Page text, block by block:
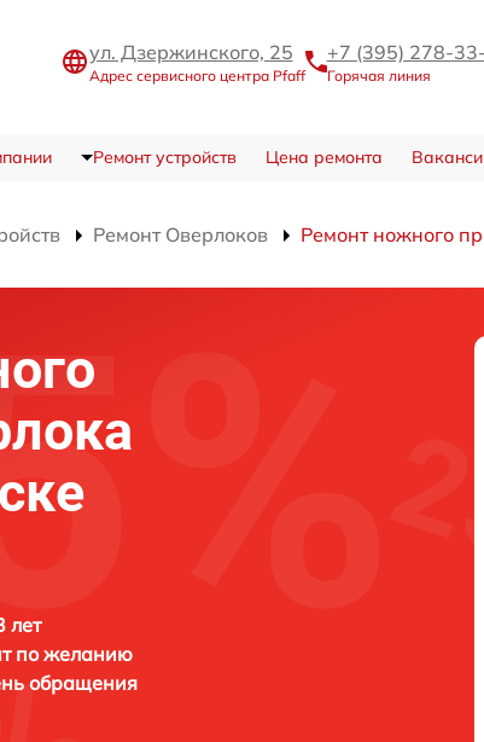
ул. Дзержинского, 25
Адрес сервисного центра Pfaff
+7 (395) 278-
Горячая линия
Ремонт устройств Цена ремонта
Ремонт Оверлоков Ремонт ножного
лет
по желанию
обращения